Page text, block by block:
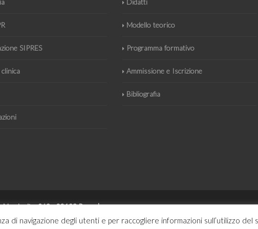
SIPRES
Didatti
Modello teorico
Programma formativo
Ammissione e Iscrizione
Bibliografia
Margherita, 269 - 00198 Roma |
di navigazione degli utenti e per raccogliere informazioni sull’utilizzo del